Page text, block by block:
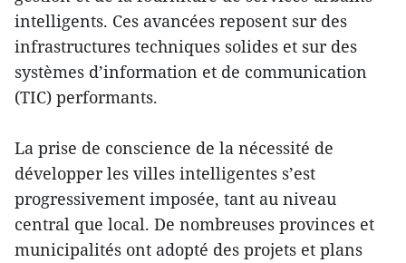
intelligents. Ces avancées reposent sur des
infrastructures techniques solides et sur des
systèmes d’information et de communication
(TIC) performants.
La prise de conscience de la nécessité de
développer les villes intelligentes s’est
progressivement imposée, tant au niveau
central que local. De nombreuses provinces et
municipalités ont adopté des projets et plans